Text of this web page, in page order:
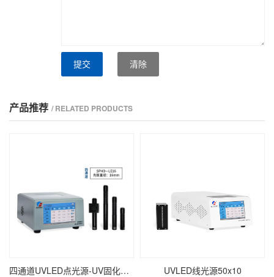
提交 清除
产品推荐 / RELATED PRODUCTS
四通道UVLED点光源-UV固化点照射-∅16mm UVLED线光源50x10